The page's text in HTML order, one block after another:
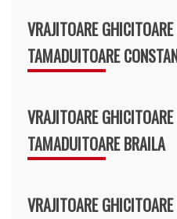
VRAJITOARE
TAMADUITOARE
VRAJITOARE
TAMADUITOARE BRAILA
VRAJITOARE